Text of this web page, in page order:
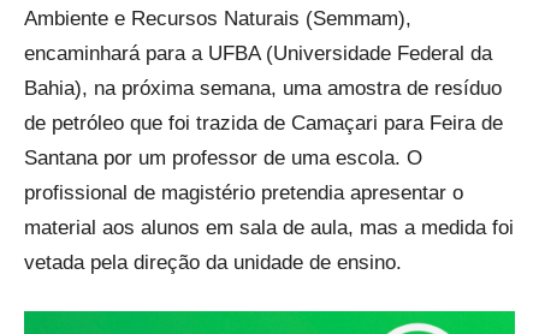
Ambiente e Recursos Naturais (Semmam),
encaminhará para a UFBA (Universidade Federal da
Bahia), na próxima semana, uma amostra de resíduo
de petróleo que foi trazida de Camaçari para Feira de
Santana por um professor de uma escola. O
profissional de magistério pretendia apresentar o
material aos alunos em sala de aula, mas a medida foi
vetada pela direção da unidade de ensino.